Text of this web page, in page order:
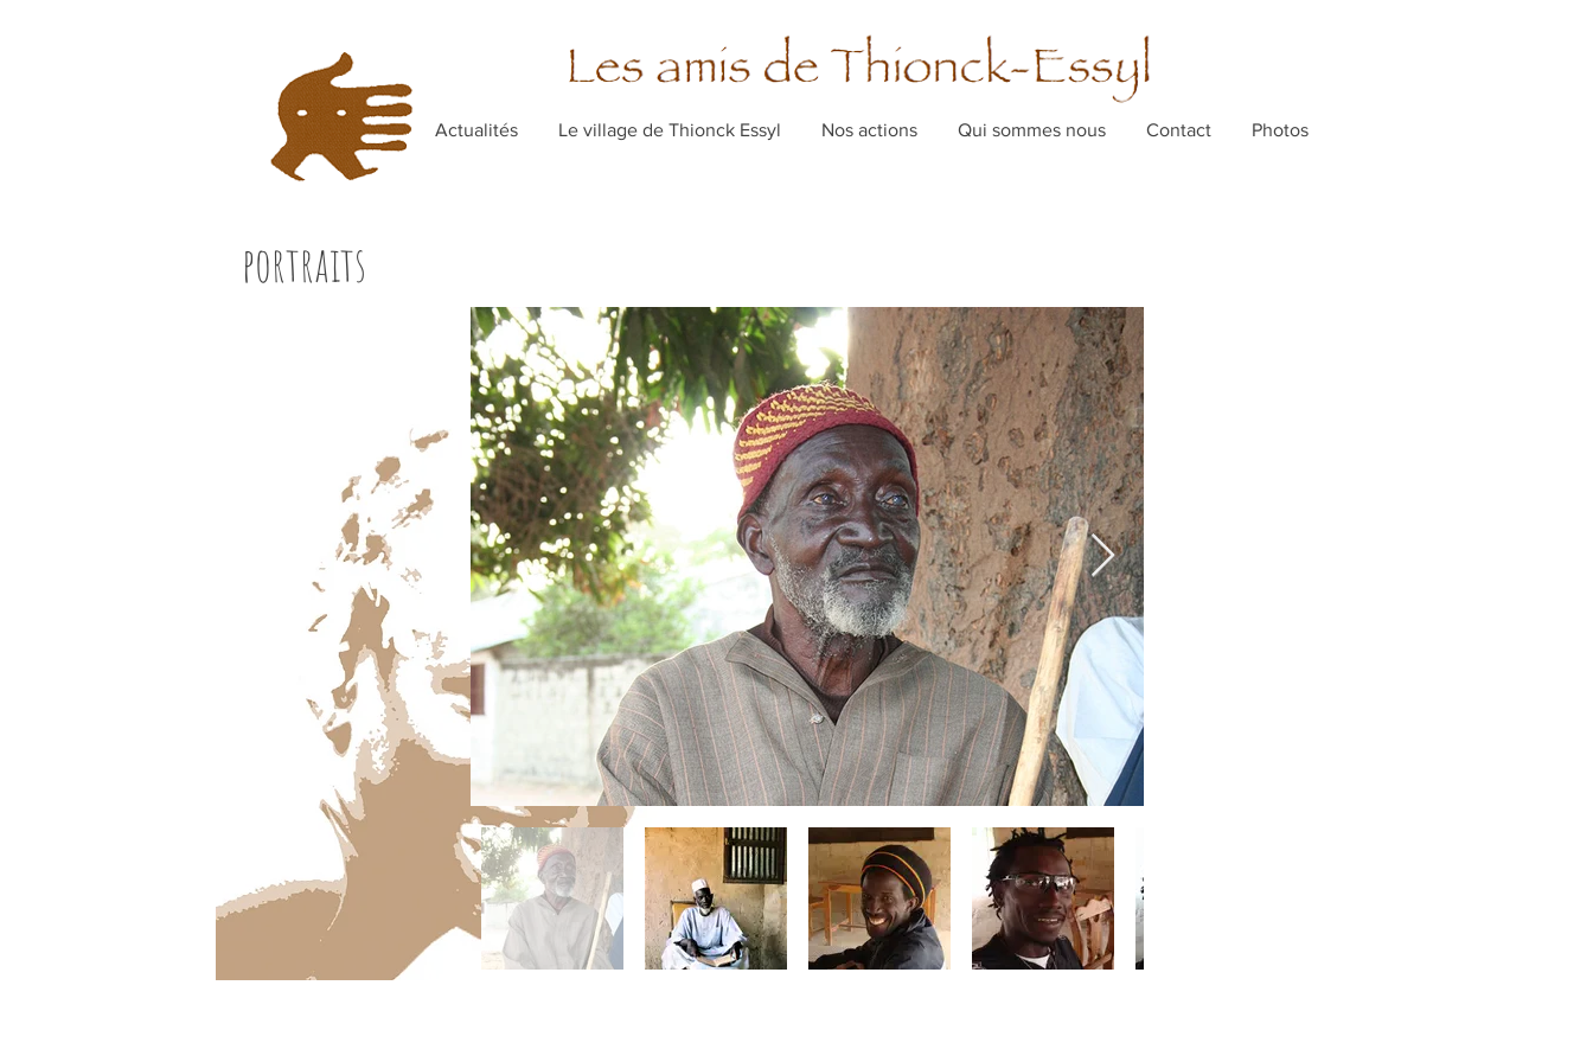
Actualités Le village de Thionck Essyl Nos actions Qui sommes nous Contact Photos
portraits